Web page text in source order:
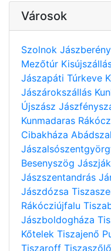
Városok
Szolnok Jászberény
Mezőtúr
Jászapáti Túrkeve
Jászárokszállás
Újszász
Kunmadaras
Cibakháza
Besenyszög
Jászszentandrás
Jászdózsa
Rákócziújfalu
Jászboldogháza
Kőtelek Tiszajenő
Tiszaroff